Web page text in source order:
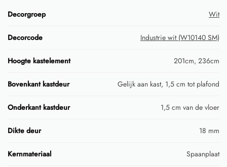
Decorgroep Wit
Decorcode Industrie wit (W10140 SM)
Hoogte kastelement 201cm, 236cm
Bovenkant kastdeur Gelijk aan kast, 1,5 cm tot plafond
Onderkant kastdeur 1,5 cm van de vloer
Dikte deur 18 mm
Kernmateriaal Spaanplaat